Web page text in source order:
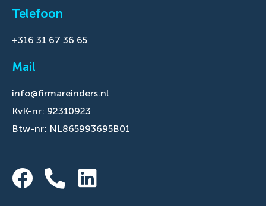
Telefoon
+316 31 67 36 65
Mail
info@firmareinders.nl
KvK-nr: 92310923
Btw-nr: NL865993695B01